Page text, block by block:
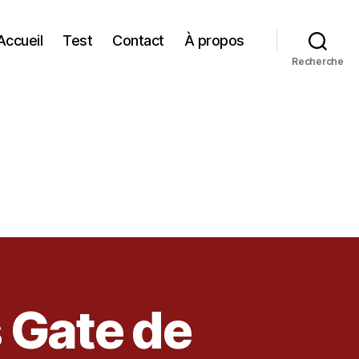
Test Contact À propos
Recherche
de